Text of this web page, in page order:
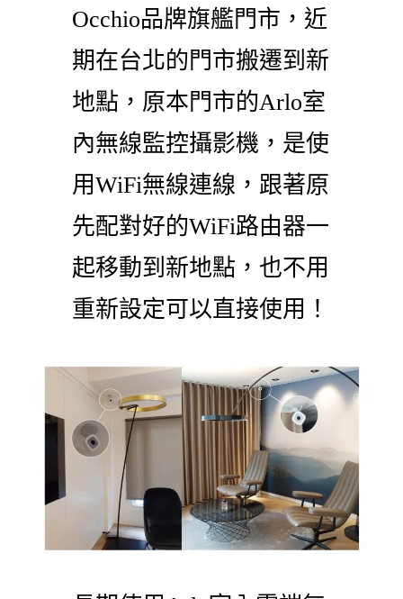
Occhio品牌旗艦門市，近
期在台北的門市搬遷到新
地點，原本門市的Arlo室
內無線監控攝影機，是使
用WiFi無線連線，跟著原
先配對好的WiFi路由器一
起移動到新地點，也不用
重新設定可以直接使用！